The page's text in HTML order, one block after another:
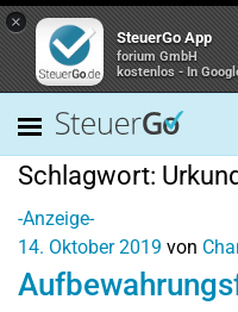
×
SteuerGo App
forium GmbH
kostenlos - In
Schlagwort:
-Anzeige-
14. Oktober 2019 von